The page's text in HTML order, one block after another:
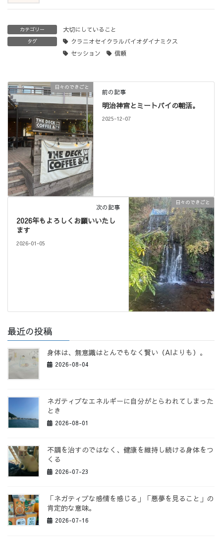
カテゴリー 大切にしていること
タグ
クラニオセイクラルバイオダイナミクス
セッション
信頼
日々のできごと
前の記事
明治神宮とミートパイの朝活。
2025-12-07
日々のできごと
次の記事
2026年もよろしくお願いいたし
ます
2026-01-05
最近の投稿
身体は、無意識はとんでもなく賢い（AIよりも）。
2026-08-04
ネガティブなエネルギーに自分がとらわれてしまった
とき
2026-08-01
不調を治すのではなく、健康を維持し続ける身体をつ
くる
2026-07-23
「ネガティブな感情を感じる」「悪夢を見ること」の
肯定的な意味。
2026-07-16